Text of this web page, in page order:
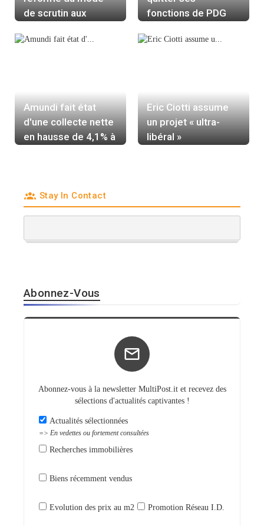
de scrutin aux
Lyon et Marseille
fonctions de PDG
Amundi fait état
d'une collecte nette
en hausse de 4,1% à
Eric Ciotti assume
un projet « ultra-
libéral »
Stay In Contact
Abonnez-Vous
Abonnez-vous à la newsletter MultiPost.it et recevez des
sélections d'actualités captivantes !
Actualités sélectionnées
=> En vedettes ou fortement consultées
Recherches immobilières
Biens récemment vendus
Evolution des prix au m2 Promotion Réseau I.D.